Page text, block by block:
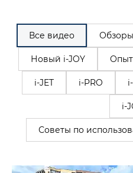
Все видео Обзоры
Новый i-JOY
i-JET i-PRO
i-
Советы по